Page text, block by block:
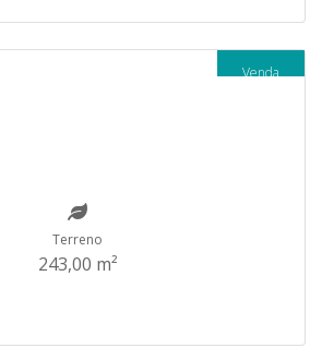
Venda
Terreno
243,00 m²